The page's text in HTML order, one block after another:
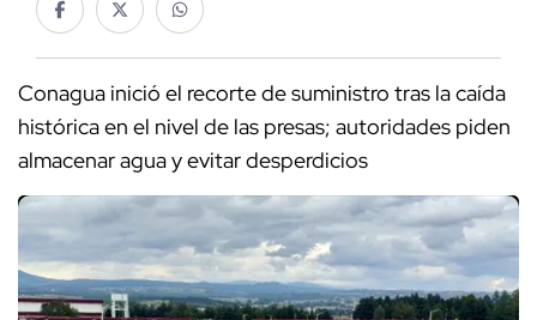
Conagua inició el recorte de suministro tras la caída
histórica en el nivel de las presas; autoridades piden
almacenar agua y evitar desperdicios